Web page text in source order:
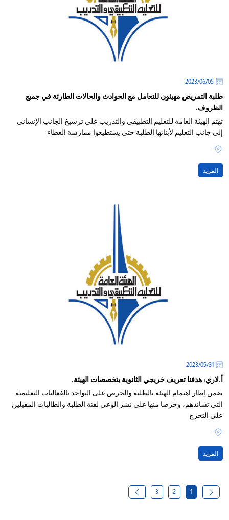
05‏/06‏/2023
طلبة التمريض مهيئون للتعامل مع الحوادث والحالات الطارئة في جميع
الظروف.
تهتم الهيئة العامة للتعليم التطبيقي والتدريب على ترسيخ الجانب الإنساني
إلى جانب التعليم لأبنائها الطلبة حتى يستطيعوا ممارسة العطاء
-
المزيد
31‏/05‏/2023
أ.لاري: هدفنا تعريف خريجي الثانوية بتخصصات الهيئة.
ضمن إطار اهتمام الهيئة بالطلبة والحرص على التواجد بالفعاليات التعليمية
التي تساندهم، وحرصا منها على نشر الوعي لفئة الطلبة والطالبات المقبلين
على التخرج
-
المزيد
1
2
3